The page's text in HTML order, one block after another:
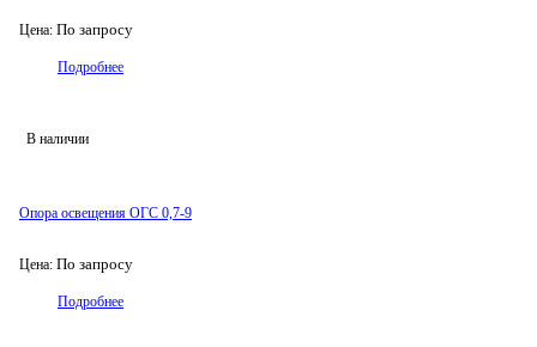
Цена: По запросу
Подробнее
В наличии
Опора освещения ОГС 0,7-9
Цена: По запросу
Подробнее